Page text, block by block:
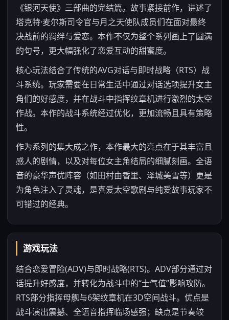
《银河天使》三部曲的完结篇。故事紧接前作，讲述了
塔克特·麦尔斯司令官与月之天使队成员们在面对最终
决战前的羁绊与爱恋。本作不仅为整个系列画上了圆满
的句号，更大幅强化了恋爱互动的甜蜜度。
核心玩法结合了传统的AVG对话与即时战略（RTS）战
斗系统。玩家需要在日常生活中通过对话选项提升女主
角们的好感度，并在战斗中指挥纹章机进行激烈的太空
作战。本作的战斗系统经过优化，更加流畅且具有策略
性。
作为系列的集大成之作，本作最大的亮点在于其丰富且
感人的剧情，以及对每位女主角结局的细腻刻画。全语
音的豪华声优阵容（如田村由香里、泽城美雪等）更是
为角色注入了灵魂，是喜爱太空歌剧与纯爱故事玩家不
可错过的经典。
游戏玩法
结合恋爱冒险(ADV)与即时战略(RTS)。ADV部分通过对
话提升好感度，并转化为战斗中的“士气值”影响攻防。
RTS部分指挥母舰与6架纹章机在3D空间战斗。优点是
战斗演出震撼、全语音指挥临场感强；缺点是节奏较